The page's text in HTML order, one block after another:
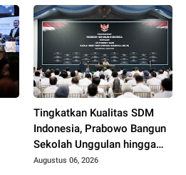
Tingkatkan Kualitas SDM
Indonesia, Prabowo Bangun
Sekolah Unggulan hingga
Undang Universitas Terbaik
Augustus 06, 2026